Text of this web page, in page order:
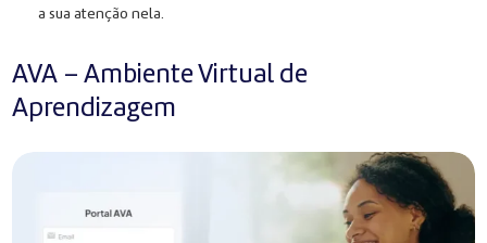
a sua atenção nela.
AVA – Ambiente Virtual de
Aprendizagem